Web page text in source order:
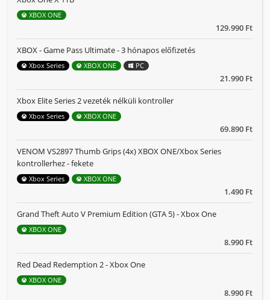
129.990 Ft
XBOX ONE
21.990 Ft
XBOX - Game Pass Ultimate - 3 hónapos előfizetés
Xbox Series XBOX ONE PC
69.890 Ft
Xbox Elite Series 2 vezeték nélküli kontroller
Xbox Series XBOX ONE
1.490 Ft
VENOM VS2897 Thumb Grips (4x) XBOX ONE/Xbox Series
kontrollerhez - fekete
Xbox Series XBOX ONE
8.990 Ft
Grand Theft Auto V Premium Edition (GTA 5) - Xbox One
XBOX ONE
8.990 Ft
Red Dead Redemption 2 - Xbox One
XBOX ONE